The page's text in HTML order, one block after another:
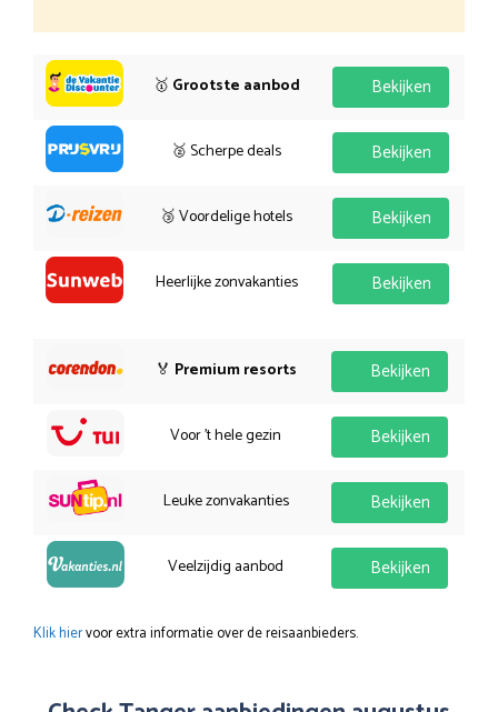
🥇 Grootste aanbod Bekijken
🥈 Scherpe deals Bekijken
🥉 Voordelige hotels Bekijken
Heerlijke zonvakanties Bekijken
🏅 Premium resorts Bekijken
Voor 't hele gezin Bekijken
Leuke zonvakanties Bekijken
Veelzijdig aanbod Bekijken
Klik hiervoor extra informatie over de reisaanbieders.